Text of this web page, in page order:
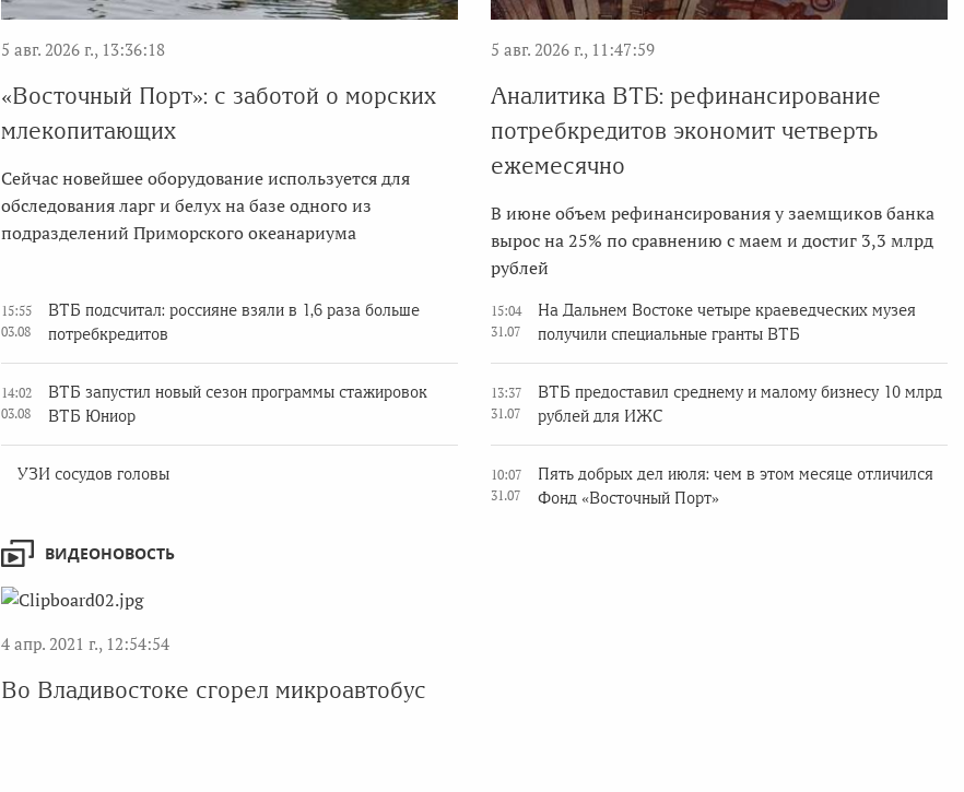
5 авг. 2026 г., 13:36:18
«Восточный Порт»: с заботой о морских
млекопитающих
Сейчас новейшее оборудование используется для
обследования ларг и белух на базе одного из
подразделений Приморского океанариума
5 авг. 2026 г., 11:47:59
Аналитика ВТБ: рефинансирование
потребкредитов экономит четверть
ежемесячно
В июне объем рефинансирования у заемщиков банка
вырос на 25% по сравнению с маем и достиг 3,3 млрд
рублей
15:55
03.08
ВТБ подсчитал: россияне взяли в 1,6 раза больше
потребкредитов
14:02
03.08
ВТБ запустил новый сезон программы стажировок
ВТБ Юниор
УЗИ сосудов головы
15:04
31.07
На Дальнем Востоке четыре краеведческих музея
получили специальные гранты ВТБ
13:37
31.07
ВТБ предоставил среднему и малому бизнесу 10 млрд
рублей для ИЖС
10:07
31.07
Пять добрых дел июля: чем в этом месяце отличился
Фонд «Восточный Порт»
ВИДЕОНОВОСТЬ
4 апр. 2021 г., 12:54:54
Во Владивостоке сгорел микроавтобус